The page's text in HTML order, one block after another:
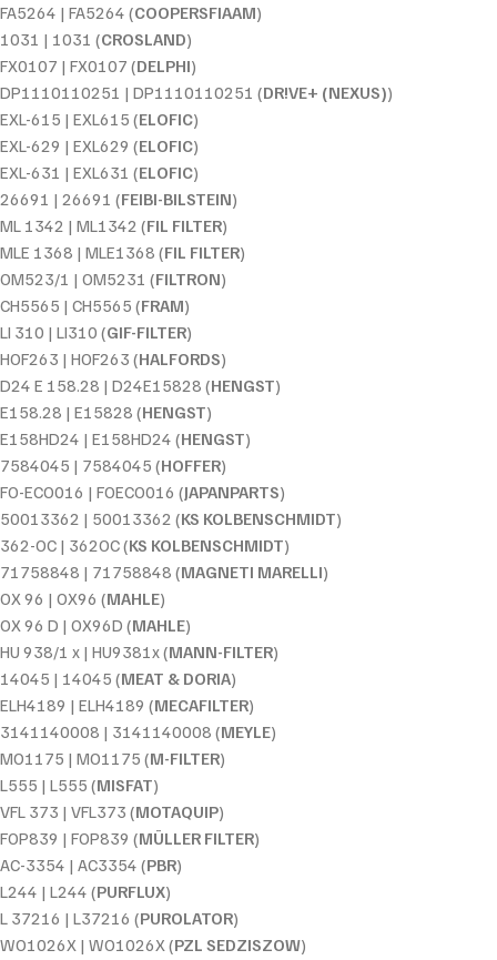
FA5264 | FA5264 (COOPERSFIAAM)
1031 | 1031 (CROSLAND)
FX0107 | FX0107 (DELPHI)
DP1110110251 | DP1110110251 (DR!VE+ (NEXUS))
EXL-615 | EXL615 (ELOFIC)
EXL-629 | EXL629 (ELOFIC)
EXL-631 | EXL631 (ELOFIC)
26691 | 26691 (FEIBI-BILSTEIN)
ML 1342 | ML1342 (FIL FILTER)
MLE 1368 | MLE1368 (FIL FILTER)
OM523/1 | OM5231 (FILTRON)
CH5565 | CH5565 (FRAM)
LI 310 | LI310 (GIF-FILTER)
HOF263 | HOF263 (HALFORDS)
D24 E 158.28 | D24E15828 (HENGST)
E158.28 | E15828 (HENGST)
E158HD24 | E158HD24 (HENGST)
7584045 | 7584045 (HOFFER)
FO-ECO016 | FOECO016 (JAPANPARTS)
50013362 | 50013362 (KS KOLBENSCHMIDT)
362-OC | 362OC (KS KOLBENSCHMIDT)
71758848 | 71758848 (MAGNETI MARELLI)
OX 96 | OX96 (MAHLE)
OX 96 D | OX96D (MAHLE)
HU 938/1 x | HU9381x (MANN-FILTER)
14045 | 14045 (MEAT & DORIA)
ELH4189 | ELH4189 (MECAFILTER)
3141140008 | 3141140008 (MEYLE)
MO1175 | MO1175 (M-FILTER)
L555 | L555 (MISFAT)
VFL 373 | VFL373 (MOTAQUIP)
FOP839 | FOP839 (MÜLLER FILTER)
AC-3354 | AC3354 (PBR)
L244 | L244 (PURFLUX)
L 37216 | L37216 (PUROLATOR)
WO1026X | WO1026X (PZL SEDZISZOW)